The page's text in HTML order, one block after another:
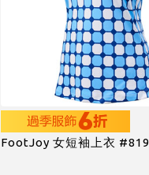
FootJoy 女短袖上衣